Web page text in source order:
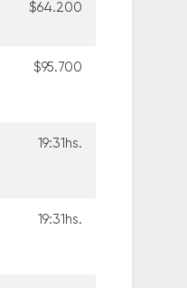
$64.200
$95.700
19:31hs.
19:31hs.